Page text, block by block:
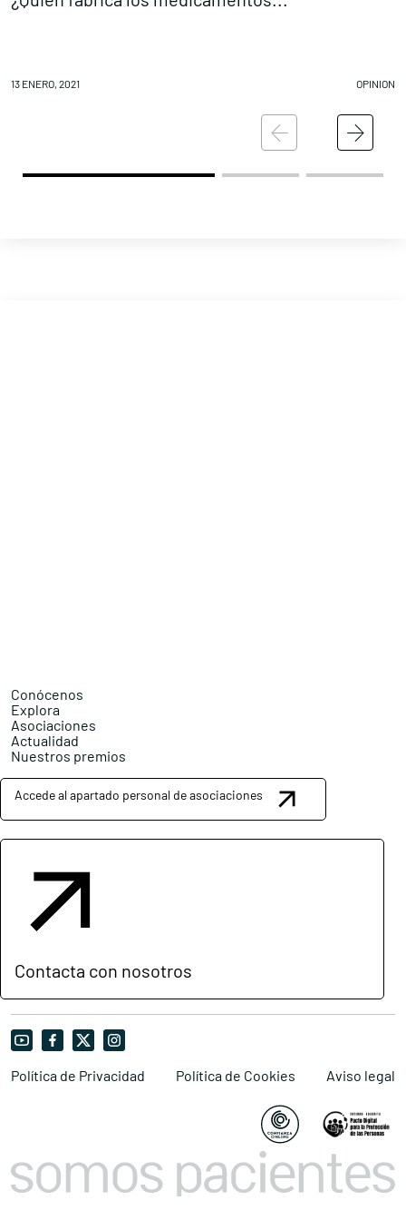
13 ENERO, 2021 OPINION
Conócenos
Explora
Asociaciones
Actualidad
Nuestros premios
Accede al apartado personal de asociaciones
Contacta con nosotros
Política de Privacidad Política de Cookies Aviso legal